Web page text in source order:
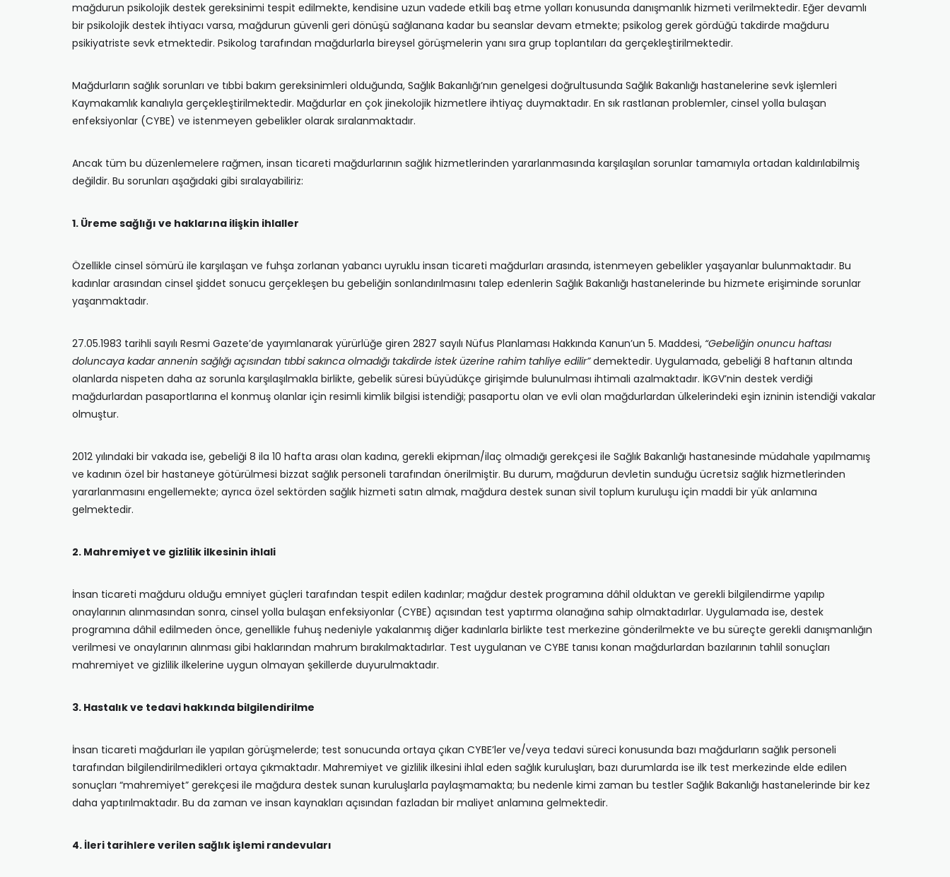
mağdurun psikolojik destek gereksinimi tespit edilmekte, kendisine uzun vadede etkili baş etme yolları konusunda danışmanlık hizmeti verilmektedir. Eğer devamlı
bir psikolojik destek ihtiyacı varsa, mağdurun güvenli geri dönüşü sağlanana kadar bu seanslar devam etmekte; psikolog gerek gördüğü takdirde mağduru
psikiyatriste sevk etmektedir. Psikolog tarafından mağdurlarla bireysel görüşmelerin yanı sıra grup toplantıları da gerçekleştirilmektedir.
Mağdurların sağlık sorunları ve tıbbi bakım gereksinimleri olduğunda, Sağlık Bakanlığı’nın genelgesi doğrultusunda Sağlık Bakanlığı hastanelerine sevk işlemleri
Kaymakamlık kanalıyla gerçekleştirilmektedir. Mağdurlar en çok jinekolojik hizmetlere ihtiyaç duymaktadır. En sık rastlanan problemler, cinsel yolla bulaşan
enfeksiyonlar (CYBE) ve istenmeyen gebelikler olarak sıralanmaktadır.
Ancak tüm bu düzenlemelere rağmen, insan ticareti mağdurlarının sağlık hizmetlerinden yararlanmasında karşılaşılan sorunlar tamamıyla ortadan kaldırılabilmiş
değildir. Bu sorunları aşağıdaki gibi sıralayabiliriz:
1. Üreme sağlığı ve haklarına ilişkin ihlaller
Özellikle cinsel sömürü ile karşılaşan ve fuhşa zorlanan yabancı uyruklu insan ticareti mağdurları arasında, istenmeyen gebelikler yaşayanlar bulunmaktadır. Bu
kadınlar arasından cinsel şiddet sonucu gerçekleşen bu gebeliğin sonlandırılmasını talep edenlerin Sağlık Bakanlığı hastanelerinde bu hizmete erişiminde sorunlar
yaşanmaktadır.
27.05.1983 tarihli sayılı Resmi Gazete’de yayımlanarak yürürlüğe giren 2827 sayılı Nüfus Planlaması Hakkında Kanun’un 5. Maddesi, “Gebeliğin onuncu haftası
doluncaya kadar annenin sağlığı açısından tıbbi sakınca olmadığı takdirde istek üzerine rahim tahliye edilir”demektedir. Uygulamada, gebeliği 8 haftanın altında
olanlarda nispeten daha az sorunla karşılaşılmakla birlikte, gebelik süresi büyüdükçe girişimde bulunulması ihtimali azalmaktadır. İKGV’nin destek verdiği
mağdurlardan pasaportlarına el konmuş olanlar için resimli kimlik bilgisi istendiği; pasaportu olan ve evli olan mağdurlardan ülkelerindeki eşin izninin istendiği vakalar
olmuştur.
2012 yılındaki bir vakada ise, gebeliği 8 ila 10 hafta arası olan kadına, gerekli ekipman/ilaç olmadığı gerekçesi ile Sağlık Bakanlığı hastanesinde müdahale yapılmamış
ve kadının özel bir hastaneye götürülmesi bizzat sağlık personeli tarafından önerilmiştir. Bu durum, mağdurun devletin sunduğu ücretsiz sağlık hizmetlerinden
yararlanmasını engellemekte; ayrıca özel sektörden sağlık hizmeti satın almak, mağdura destek sunan sivil toplum kuruluşu için maddi bir yük anlamına
gelmektedir.
2. Mahremiyet ve gizlilik ilkesinin ihlali
İnsan ticareti mağduru olduğu emniyet güçleri tarafından tespit edilen kadınlar; mağdur destek programına dâhil olduktan ve gerekli bilgilendirme yapılıp
onaylarının alınmasından sonra, cinsel yolla bulaşan enfeksiyonlar (CYBE) açısından test yaptırma olanağına sahip olmaktadırlar. Uygulamada ise, destek
programına dâhil edilmeden önce, genellikle fuhuş nedeniyle yakalanmış diğer kadınlarla birlikte test merkezine gönderilmekte ve bu süreçte gerekli danışmanlığın
verilmesi ve onaylarının alınması gibi haklarından mahrum bırakılmaktadırlar. Test uygulanan ve CYBE tanısı konan mağdurlardan bazılarının tahlil sonuçları
mahremiyet ve gizlilik ilkelerine uygun olmayan şekillerde duyurulmaktadır.
3. Hastalık ve tedavi hakkında bilgilendirilme
İnsan ticareti mağdurları ile yapılan görüşmelerde; test sonucunda ortaya çıkan CYBE’ler ve/veya tedavi süreci konusunda bazı mağdurların sağlık personeli
tarafından bilgilendirilmedikleri ortaya çıkmaktadır. Mahremiyet ve gizlilik ilkesini ihlal eden sağlık kuruluşları, bazı durumlarda ise ilk test merkezinde elde edilen
sonuçları “mahremiyet” gerekçesi ile mağdura destek sunan kuruluşlarla paylaşmamakta; bu nedenle kimi zaman bu testler Sağlık Bakanlığı hastanelerinde bir kez
daha yaptırılmaktadır. Bu da zaman ve insan kaynakları açısından fazladan bir maliyet anlamına gelmektedir.
4. İleri tarihlere verilen sağlık işlemi randevuları